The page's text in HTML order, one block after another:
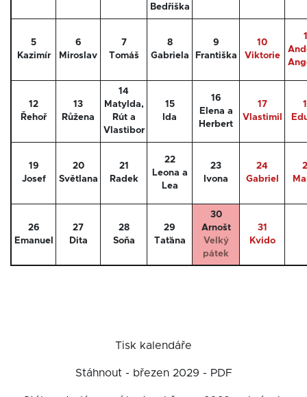
Bedřiška
5
Kazimír
6
Miroslav
7
Tomáš
8
Gabriela
9
Františka
10
Viktorie
12
Řehoř
13
Růžena
14
Matylda,
Rút a
Vlastibor
15
Ida
16
Elena a
Herbert
17
Vlastimil
19
Josef
20
Světlana
21
Radek
22
Leona a
Lea
23
Ivona
24
Gabriel
26
Emanuel
27
Dita
28
Soňa
29
Taťána
30
Arnošt
Velký
pátek
31
Kvido
Tisk kalendáře
Stáhnout - březen 2029 - PDF